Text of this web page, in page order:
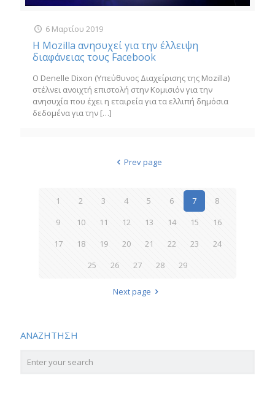
6 Μαρτίου 2019
H Mozilla ανησυχεί για την έλλειψη
διαφάνειας τους Facebook
Ο Denelle Dixon (Υπεύθυνος Διαχείρισης της Mozilla)
στέλνει ανοιχτή επιστολή στην Κομισιόν για την
ανησυχία που έχει η εταιρεία για τα ελλιπή δημόσια
δεδομένα για την […]
Prev page
1 2 3 4 5 6 7
8
9
10 11 12 13 14 15
16
17
18 19 20 21 22 23
24
25
26 27 28 29
Next page
ΑΝΑΖΗΤΗΣΗ